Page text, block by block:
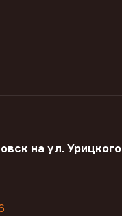
на ул. Урицкого